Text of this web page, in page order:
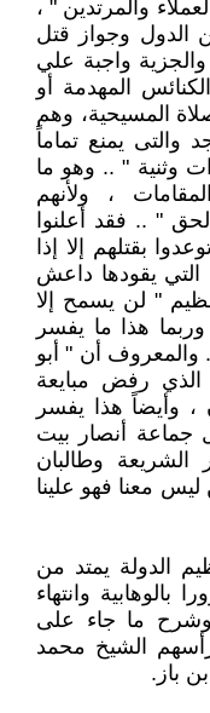
والمرتدين " ،
الدول وجواز قتل
واجبة علي
المهدمة أو
المسيحية، وهم
والتى يمنع تماماً
وثنية " .. وهو ما
، ولأنهم
" .. فقد أعلنوا
بقتلهم إلا إذا
التي يقودها داعش
" لن يسمح إلا
هذا ما يفسر
والمعروف أن " أبو
الذي رفض مبايعة
، وأيضاً هذا يفسر
مثل جماعة أنصار بيت
الشريعة وطالبان
معنا فهو علينا
الدولة يمتد من
بالوهابية وانتهاء
وشرح ما جاء على
الشيخ محمد
باز.